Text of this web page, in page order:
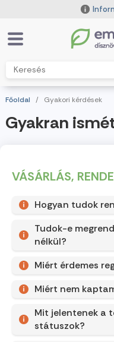
Főoldal / Gyakori kérdések
Gyakran
VÁSÁRLÁS,
Hogyan tudok
Tudok-e
nélkül?
Miért érdemes
Miért nem
Mit jelentenek a
státuszok?